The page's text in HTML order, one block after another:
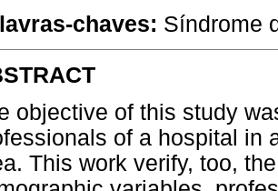
chaves: Síndrome
objective of this study
of a hospital in
This work verify, too,